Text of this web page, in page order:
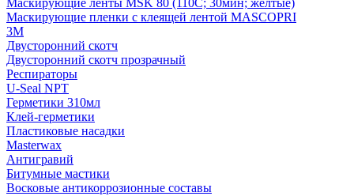
Маскирующие ленты MSK 80 (110С; 30мин; желтые)
Маскирующие пленки с клеящей лентой MASCOPRI
3M
Двусторонний скотч
Двусторонний скотч прозрачный
Респираторы
U-Seal NPT
Герметики 310мл
Клей-герметики
Пластиковые насадки
Masterwax
Антигравий
Битумные мастики
Восковые антикоррозионные составы